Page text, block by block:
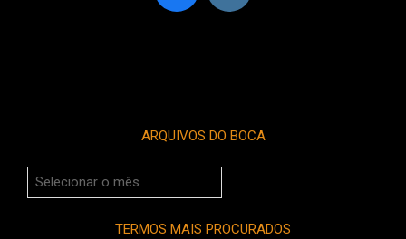
ARQUIVOS DO BOCA
Arquivos
do
TERMOS MAIS PROCURADOS